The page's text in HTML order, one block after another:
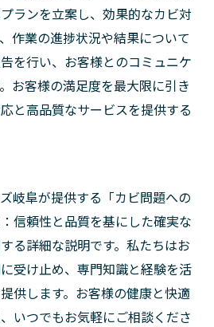
ランを立案し、効果的なカビ対
作業の進捗状況や結果について
を行い、お客様とのコミュニケ
お客様の満足度を最大限に引き
と高品質なサービスを提供する
岐阜が提供する「カビ問題への
信頼性と品質を基にした確実な
る詳細な説明です。私たちはお
受け止め、専門知識と経験を活
供します。お客様の健康と快適
いつでもお気軽にご相談くださ